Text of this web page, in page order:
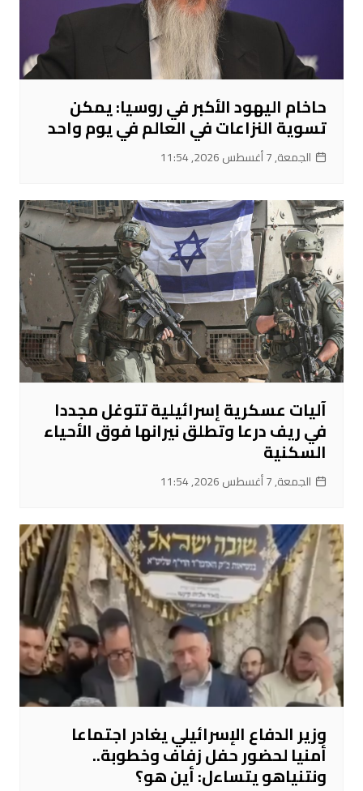
حاخام اليهود الأكبر في روسيا: يمكن
تسوية النزاعات في العالم في يوم واحد
الجمعة, 7 أغسطس 2026, 11:54
آليات عسكرية إسرائيلية تتوغل مجددا
في ريف درعا وتطلق نيرانها فوق الأحياء
السكنية
الجمعة, 7 أغسطس 2026, 11:54
وزير الدفاع الإسرائيلي يغادر اجتماعا
أمنيا لحضور حفل زفاف وخطوبة..
ونتنياهو يتساءل: أين هو؟